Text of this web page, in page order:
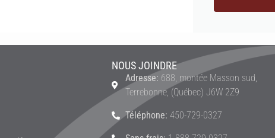
NOUS JOINDRE
Adresse: 688, montée Masson sud,
Terrebonne, (Québec) J6W 2Z9
Téléphone: 450-729-0327